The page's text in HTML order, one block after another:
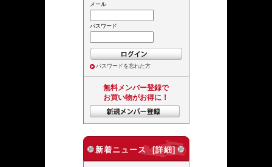
メール
パスワード
パスワードを忘れた方
無料メンバー登録で
お買い物がお得に！
新着ニュース [詳細]